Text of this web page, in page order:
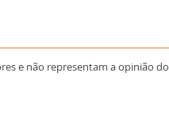
e não representam a opinião do